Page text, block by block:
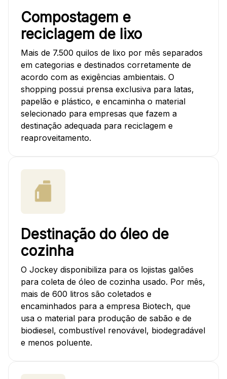
Compostagem e
reciclagem de lixo
Mais de 7.500 quilos de lixo por mês separados
em categorias e destinados corretamente de
acordo com as exigências ambientais. O
shopping possui prensa exclusiva para latas,
papelão e plástico, e encaminha o material
selecionado para empresas que fazem a
destinação adequada para reciclagem e
reaproveitamento.
Destinação do óleo de
cozinha
O Jockey disponibiliza para os lojistas galões
para coleta de óleo de cozinha usado. Por mês,
mais de 600 litros são coletados e
encaminhados para a empresa Biotech, que
usa o material para produção de sabão e de
biodiesel, combustível renovável, biodegradável
e menos poluente.